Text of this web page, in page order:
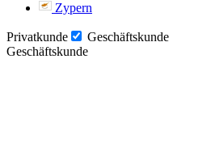
Zypern
Privatkunde
Geschäftskunde
Geschäftskunde